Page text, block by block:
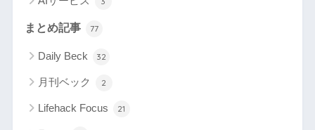
まとめ記事 77
Daily Beck 32
月刊ベック 2
Lifehack Focus 21